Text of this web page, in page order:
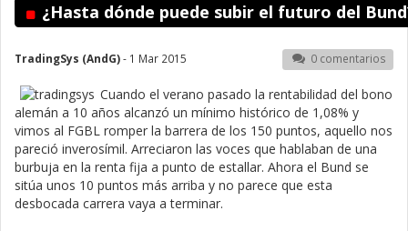
¿Hasta dónde puede subir el futuro del
TradingSys (AndG)- 1 Mar 2015 0 comentarios
Cuando el verano pasado la rentabilidad del bono
alemán a 10 años alcanzó un mínimo histórico de 1,08% y
vimos al FGBL romper la barrera de los 150 puntos, aquello nos
pareció inverosímil. Arreciaron las voces que hablaban de una
burbuja en la renta fija a punto de estallar. Ahora el Bund se
sitúa unos 10 puntos más arriba y no parece que esta
desbocada carrera vaya a terminar.